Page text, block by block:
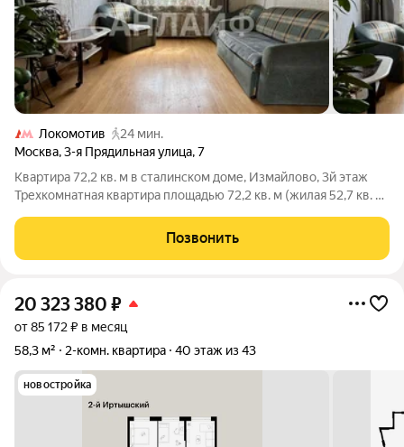
Локомотив
24 мин.
Москва,3-я Прядильная улица,7
Квартира 72,2 кв. м в сталинском доме, Измайлово, 3й этаж
Трехкомнатная квартира площадью 72,2 кв. м (жилая 52,7 кв. м)
Расположена на 3м этаже 5этажного дома. Удобная
планировка: квадратная кухня 8,2
Позвонить
20 323 380 ₽
от 85 172 ₽ в месяц
58,3 м²
2-комн. квартира 40 этаж из 43
новостройка